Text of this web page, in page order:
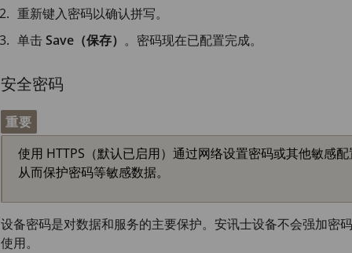
重新键入密码以确认拼写。
单击Save（保存） 。密码现在已配置完成。
安全密码
重要
使用 HTTPS（默认已启用）通过网络设置密码或其他敏感
从而保护密码等敏感数据。
设备密码是对数据和服务的主要保护。安讯士设备不会强加密
使用。